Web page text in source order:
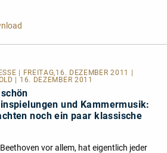
| FREITAG,16. DEZEMBER 2011 |
| 16. DEZEMBER 2011
und Kammermusik:
noch ein paar klassische
vor allem, hat eigentlich jeder